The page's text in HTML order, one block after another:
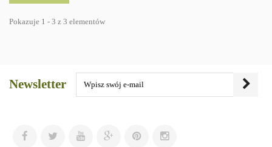
Pokazuje 1 - 3 z 3 elementów
Newsletter